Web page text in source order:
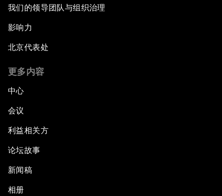
我们的领导团队与组织治理
影响力
北京代表处
更多内容
中心
会议
利益相关方
论坛故事
新闻稿
相册